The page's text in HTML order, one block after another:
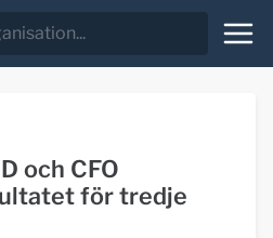
och CFO
för tredje